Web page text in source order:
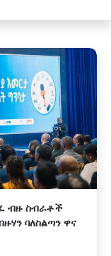
ብዙ ስብራቶች
ባለስልጣን ዋና